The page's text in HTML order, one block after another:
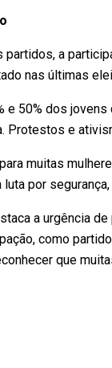
a
nas últimas
e 50% dos
Protestos e
muitas
por
a urgência
como
que